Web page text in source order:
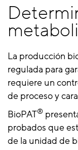
La producción
regulada para
requiere un
de proceso y
BioPAT®
probados que
de la unidad de